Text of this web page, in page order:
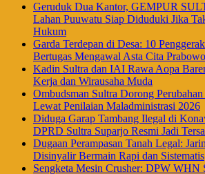
Geruduk Dua Kantor, GEMPUR
Lahan Puuwatu Siap Diduduki Jika
Hukum
Garda Terdepan di Desa: 10
Bertugas Mengawal Asta Cita Prabowo
Kadin Sultra dan IAI Rawa Aopa
Kerja dan Wirausaha Muda
Ombudsman Sultra Dorong
Lewat Penilaian Maladministrasi 2026
Diduga Garap Tambang Ilegal di
DPRD Sultra Suparjo Resmi Jadi
Dugaan Perampasan Tanah Legal:
Disinyalir Bermain Rapi dan Sistematis
Sengketa Mesin Crusher: DPW WHN